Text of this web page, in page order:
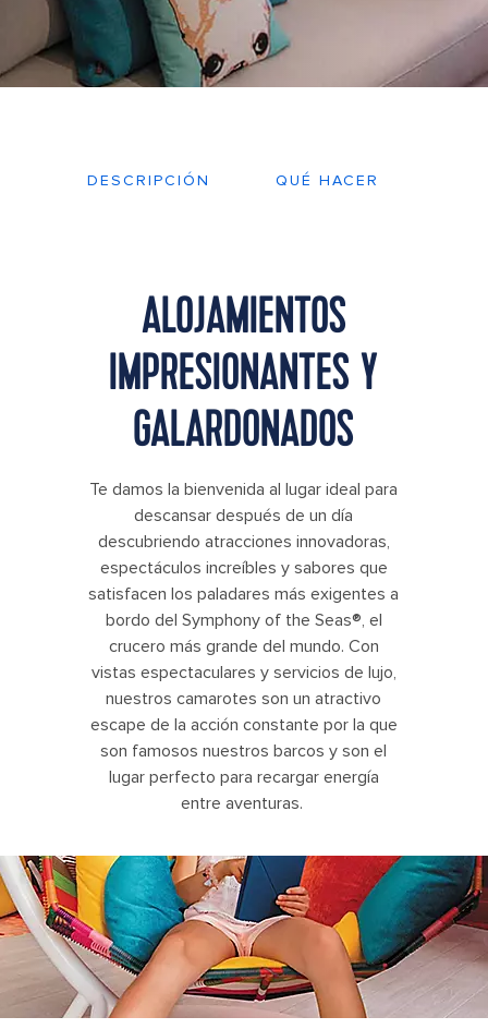
DESCRIPCIÓN QUÉ HACER
ALOJAMIENTOS
IMPRESIONANTES Y
GALARDONADOS
Te damos la bienvenida al lugar ideal para
descansar después de un día
descubriendo atracciones innovadoras,
espectáculos increíbles y sabores que
satisfacen los paladares más exigentes a
bordo del Symphony of the Seas®, el
crucero más grande del mundo. Con
vistas espectaculares y servicios de lujo,
nuestros camarotes son un atractivo
escape de la acción constante por la que
son famosos nuestros barcos y son el
lugar perfecto para recargar energía
entre aventuras.
Girl Enjoying a Good Read in the Ultimate Family Suite